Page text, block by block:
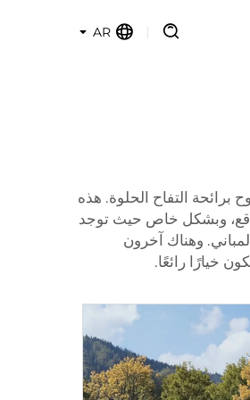
AR
برائحة التفاح الحلوة. هذه
وبشكل خاص حيث توجد
وهناك آخرون
خيارًا رائعًا.